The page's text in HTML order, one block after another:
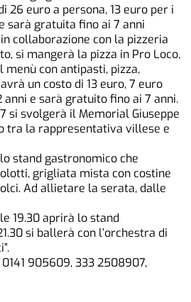
26 euro a persona, 13 euro per i
sarà gratuita fino ai 7 anni
collaborazione con la pizzeria
si mangerà la pizza in Pro Loco,
menù con antipasti, pizza,
un costo di 13 euro, 7 euro
anni e sarà gratuito fino ai 7 anni.
si svolgerà il Memorial Giuseppe
tra la rappresentativa villese e
stand gastronomico che
grigliata mista con costine
Ad allietare la serata, dalle
19.30 aprirà lo stand
si ballerà con l’orchestra di
905609, 333 2508907,